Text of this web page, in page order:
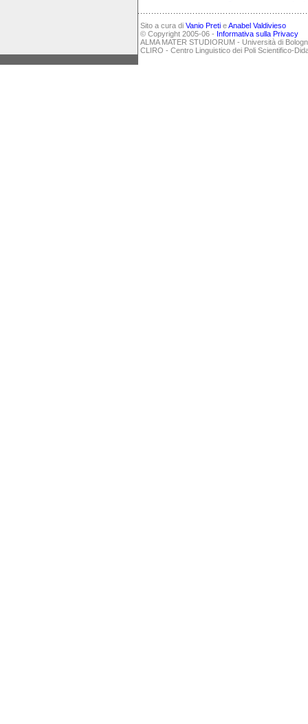
Sito a cura di Vanio Preti eAnabel Valdivieso
© Copyright 2005-06 - Informativa sulla Privacy
ALMA MATER STUDIORUM - Università di
CLIRO - Centro Linguistico dei Poli Scientifico-